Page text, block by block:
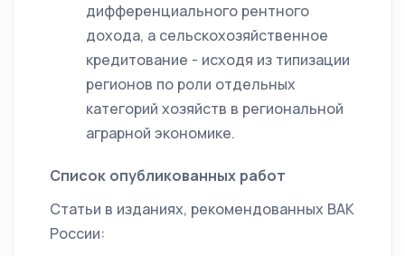
дифференциального рентного
дохода, а сельскохозяйственное
кредитование - исходя из типизации
регионов по роли отдельных
категорий хозяйств в региональной
аграрной экономике.
Список опубликованных работ
Статьи в изданиях, рекомендованных ВАК
России: